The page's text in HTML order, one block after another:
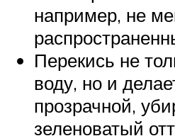
например, не
Перекись не
воду, но и
прозрачной,
зеленоватый